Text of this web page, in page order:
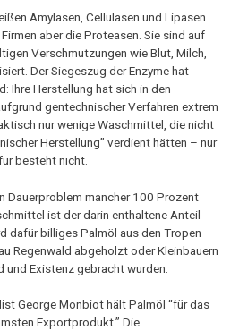
Amylasen, Cellulasen und Lipasen.
aber die Proteasen. Sie sind auf
Verschmutzungen wie Blut, Milch,
Der Siegeszug der Enzyme hat
Ihre Herstellung hat sich in den
gentechnischer Verfahren extrem
nur wenige Waschmittel, die nicht
Herstellung” verdient hätten – nur
besteht nicht.
Dauerproblem mancher 100 Prozent
ist der darin enthaltene Anteil
dafür billiges Palmöl aus den Tropen
Regenwald abgeholzt oder Kleinbauern
und Existenz gebracht wurden.
George Monbiot hält Palmöl “für das
Exportprodukt.” Die